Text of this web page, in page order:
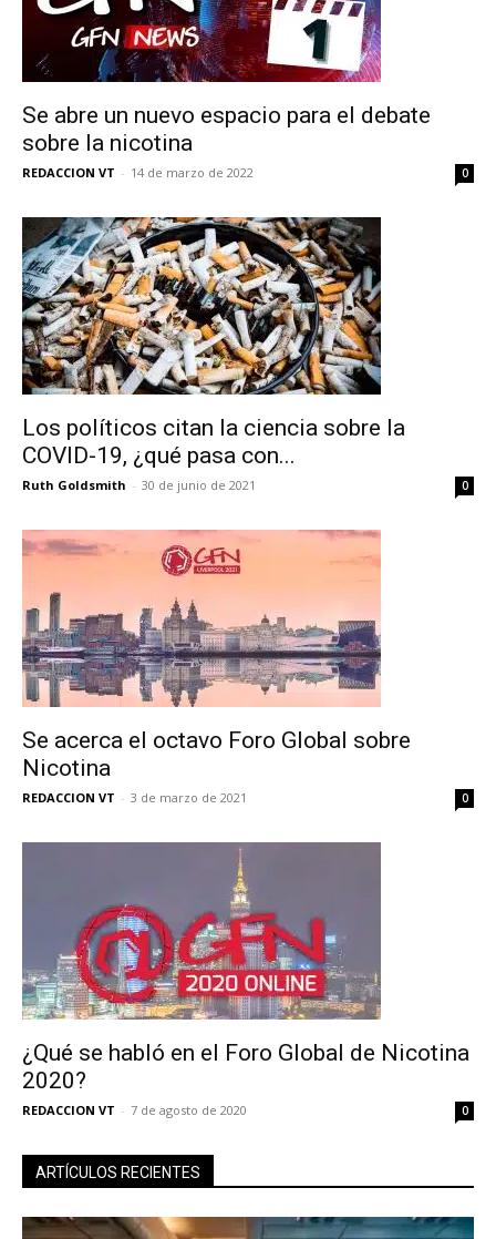
No te pierdas de las
últimas noticias
Suscríbete a nuestro boletín diario y
recibe todas las noticias del vapeo y la
reducción de daños en tu correo
electrónico.
Subscribe to our daily clipping and
receive all the news of vaping and
Se abre un nuevo espacio para el debate
sobre la nicotina
REDACCION VT - 14 de marzo de 2022 0
Los políticos citan la ciencia sobre la
COVID-19, ¿qué pasa con...
Ruth Goldsmith - 30 de junio de 2021 0
Se acerca el octavo Foro Global sobre
Nicotina
REDACCION VT - 3 de marzo de 2021 0
¿Qué se habló en el Foro Global de Nicotina
2020?
REDACCION VT - 7 de agosto de 2020 0
ARTÍCULOS RECIENTES